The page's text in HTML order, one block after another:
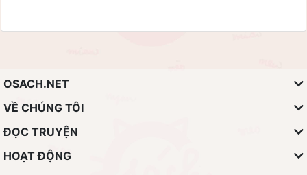
OSACH.NET
VỀ CHÚNG TÔI
ĐỌC TRUYỆN
HOẠT ĐỘNG